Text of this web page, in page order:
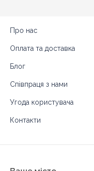
Про нас
Оплата та доставка
Блог
Співпраця з нами
Угода користувача
Контакти